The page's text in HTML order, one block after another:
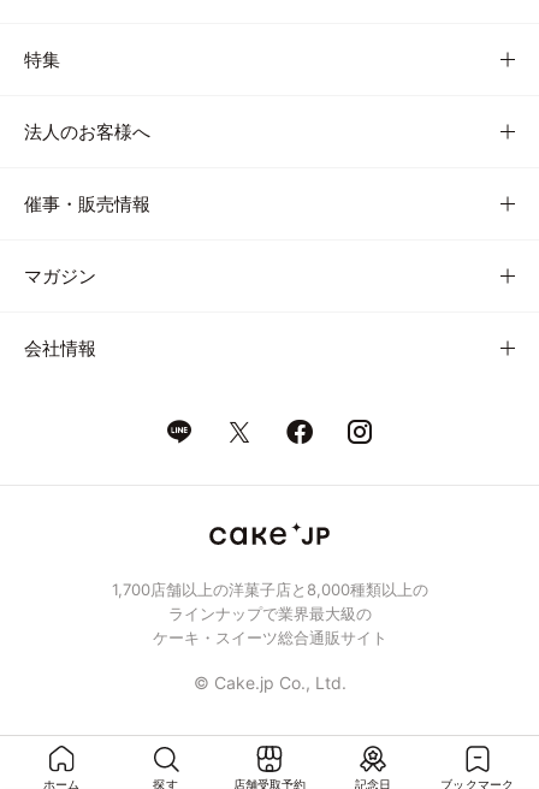
ホーム 探す 店舗受取予約 記念日 ブックマーク
特集
法人のお客様へ
催事・販売情報
マガジン
会社情報
1,700店舗以上の洋菓子店と8,000種類以上の
ラインナップで業界最大級の
ケーキ・スイーツ総合通販サイト
© Cake.jp Co., Ltd.